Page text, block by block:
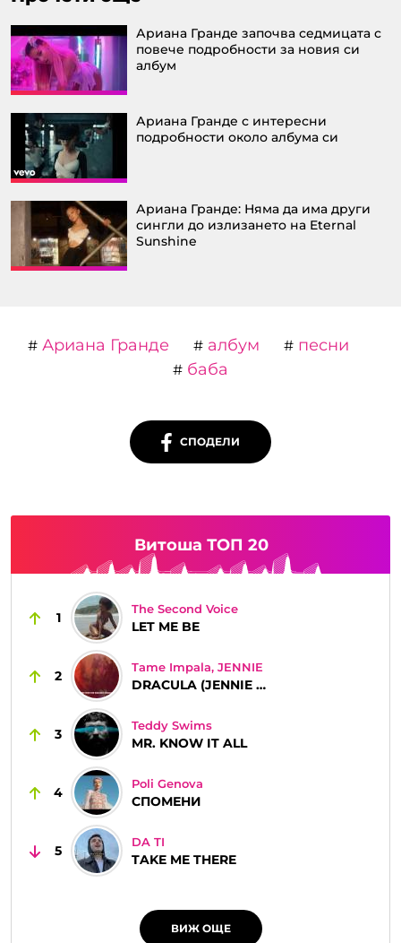
Ариана Гранде започва седмицата с
повече подробности за новия си
албум
Ариана Гранде с интересни
подробности около албума си
Ариана Гранде: Няма да има други
сингли до излизането на Eternal
Sunshine
# Ариана Гранде # албум # песни
# баба
СПОДЕЛИ
Витоша ТОП 20
1
The Second Voice
LET ME BE
2
Tame Impala, JENNIE
DRACULA (JENNIE REMIX)
3
Teddy Swims
MR. KNOW IT ALL
4
Poli Genova
СПОМЕНИ
5
DA TI
TAKE ME THERE
ВИЖ ОЩЕ